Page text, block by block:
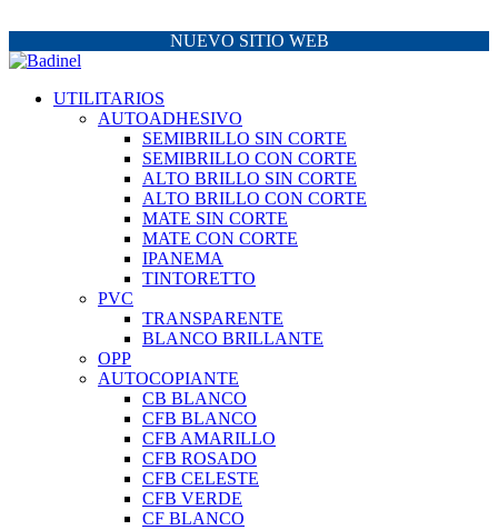
NUEVO SITIO WEB
UTILITARIOS
AUTOADHESIVO
SEMIBRILLO SIN CORTE
SEMIBRILLO CON CORTE
ALTO BRILLO SIN CORTE
ALTO BRILLO CON CORTE
MATE SIN CORTE
MATE CON CORTE
IPANEMA
TINTORETTO
PVC
TRANSPARENTE
BLANCO BRILLANTE
OPP
AUTOCOPIANTE
CB BLANCO
CFB BLANCO
CFB AMARILLO
CFB ROSADO
CFB CELESTE
CFB VERDE
CF BLANCO